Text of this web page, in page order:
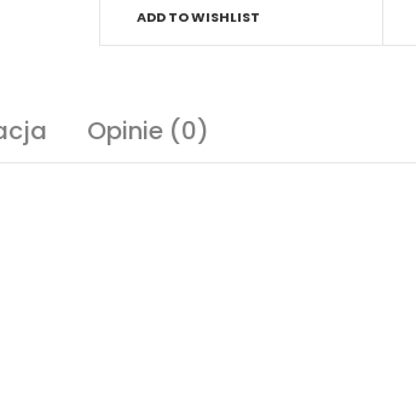
ADD TO WISHLIST
Opinie (0)